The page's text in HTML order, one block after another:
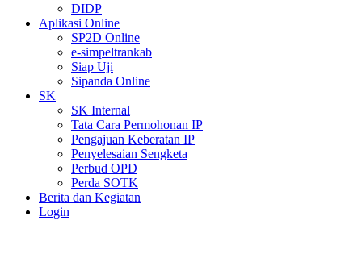
DIDP
Aplikasi Online
SP2D Online
e-simpeltrankab
Siap Uji
Sipanda Online
SK
SK Internal
Tata Cara Permohonan IP
Pengajuan Keberatan IP
Penyelesaian Sengketa
Perbud OPD
Perda SOTK
Berita dan Kegiatan
Login